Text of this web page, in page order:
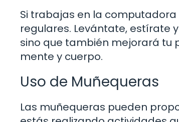
Si trabajas en la
regulares. Levántate, estírate
sino que también mejorará tu
mente y cuerpo.
Uso de Muñequeras
Las muñequeras pueden